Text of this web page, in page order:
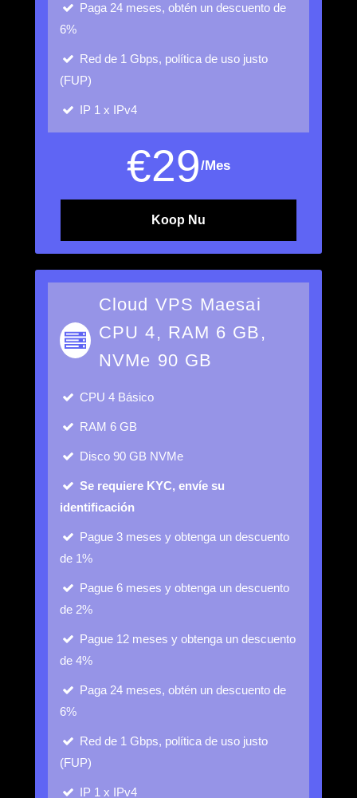
Paga 24 meses, obtén un descuento de
6%
Red de 1 Gbps, política de uso justo
(FUP)
IP 1 x IPv4
€29/Mes
Koop Nu
Cloud VPS Maesai
CPU 4, RAM 6 GB,
NVMe 90 GB
CPU 4 Básico
RAM 6 GB
Disco 90 GB NVMe
Se requiere KYC, envíe su
identificación
Pague 3 meses y obtenga un descuento
de 1%
Pague 6 meses y obtenga un descuento
de 2%
Pague 12 meses y obtenga un descuento
de 4%
Paga 24 meses, obtén un descuento de
6%
Red de 1 Gbps, política de uso justo
(FUP)
IP 1 x IPv4